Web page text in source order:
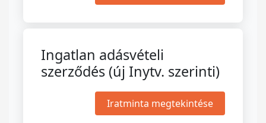
Ingatlan adásvételi
szerződés (új Inytv. szerinti)
Iratminta megtekintése